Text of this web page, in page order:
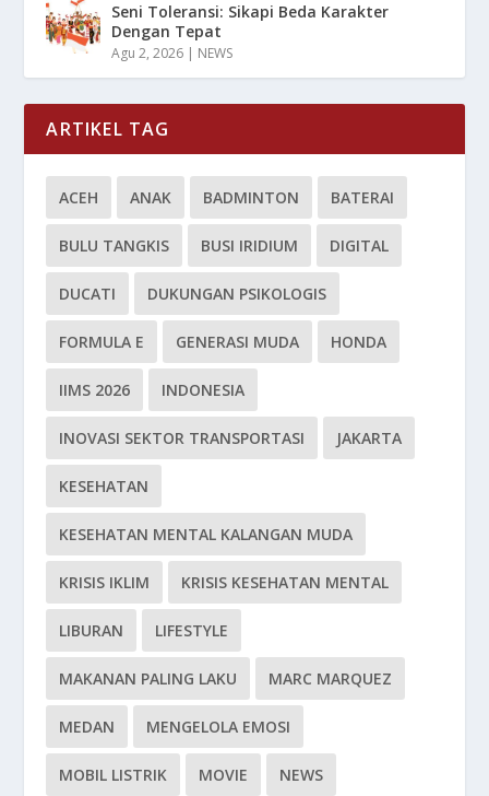
Seni Toleransi: Sikapi Beda Karakter
Dengan Tepat
Agu 2, 2026 | NEWS
ARTIKEL TAG
ACEH ANAK BADMINTON BATERAI
BULU TANGKIS BUSI IRIDIUM DIGITAL
DUCATI DUKUNGAN PSIKOLOGIS
FORMULA E GENERASI MUDA HONDA
IIMS 2026 INDONESIA
INOVASI SEKTOR TRANSPORTASI JAKARTA
KESEHATAN
KESEHATAN MENTAL KALANGAN MUDA
KRISIS IKLIM KRISIS KESEHATAN MENTAL
LIBURAN LIFESTYLE
MAKANAN PALING LAKU MARC MARQUEZ
MEDAN MENGELOLA EMOSI
MOBIL LISTRIK MOVIE NEWS